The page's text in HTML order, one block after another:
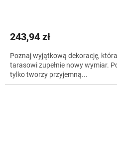
243,94 zł
Poznaj wyjątkową dekorację,
tarasowi zupełnie nowy wymiar.
tylko tworzy przyjemną...